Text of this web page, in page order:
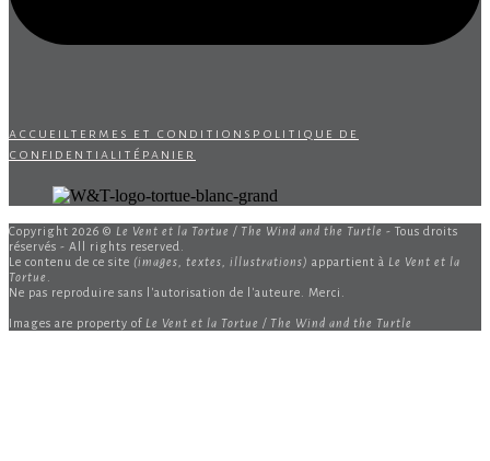
accueiltermes et conditions politique de
confidentialité panier
Copyright 2026 © Le Vent et la Tortue / The Wind and the Turtle - Tous droits
réservés - All rights reserved.
Le contenu de ce site (images, textes, illustrations) appartient à Le Vent et la
Tortue
Ne pas reproduire sans l'autorisation de l'auteure. Merci.
Images are property of Le Vent et la Tortue / The Wind and the Turtle